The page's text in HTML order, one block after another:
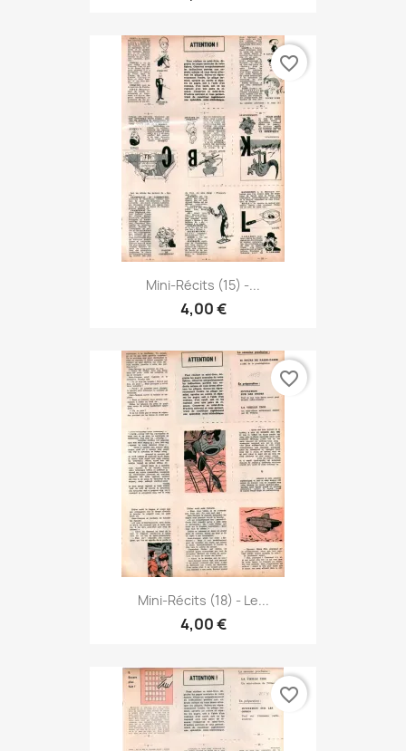
Mini-Récits (15) -...
4,00 €
favorite_border
Mini-Récits (18) - Le...
4,00 €
favorite_border
favorite_border